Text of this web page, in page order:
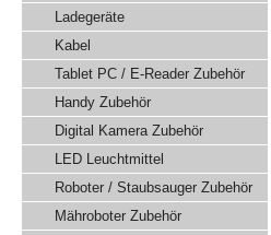
Ladegeräte
Kabel
Tablet PC / E-Reader Zubehör
Handy Zubehör
Digital Kamera Zubehör
LED Leuchtmittel
Roboter / Staubsauger Zubehör
Mähroboter Zubehör